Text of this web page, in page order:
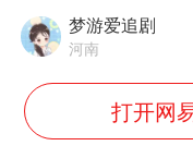
梦游爱追剧
河南
打开网